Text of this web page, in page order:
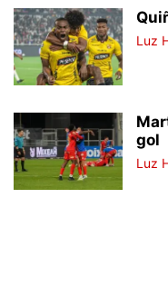
Luz
gol
Luz